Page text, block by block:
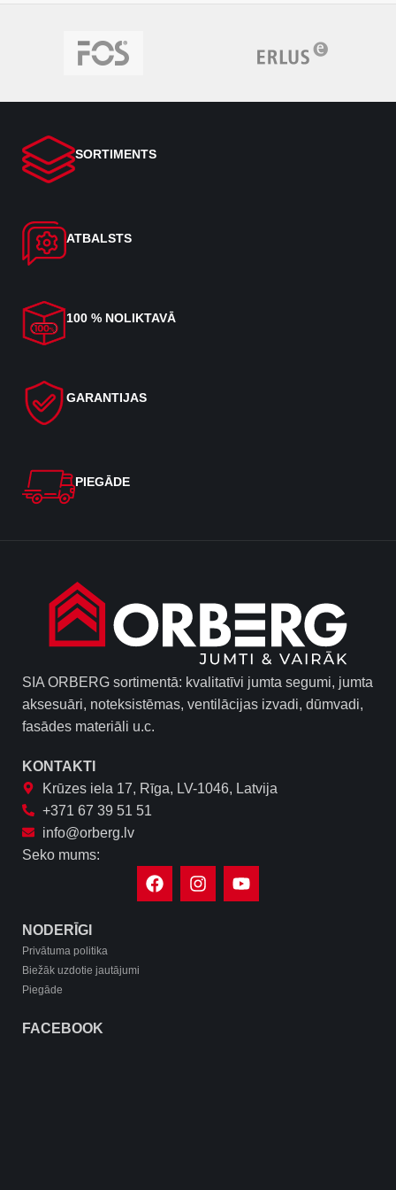
SORTIMENTS
ATBALSTS
100 % NOLIKTAVĀ
GARANTIJAS
PIEGĀDE
SIA ORBERG sortimentā: kvalitatīvi jumta segumi, jumta
aksesuāri, noteksistēmas, ventilācijas izvadi, dūmvadi,
fasādes materiāli u.c.
KONTAKTI
Krūzes iela 17, Rīga, LV-1046, Latvija
+371 67 39 51 51
info@orberg.lv
Seko mums:
NODERĪGI
Privātuma politika
Biežāk uzdotie jautājumi
Piegāde
FACEBOOK